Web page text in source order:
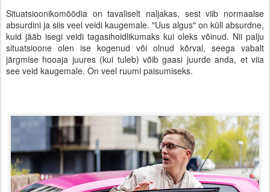
Situatsioonikomöödia on tavaliselt naljakas, sest viib normaalse
absurdini ja siis veel veidi kaugemale. "Uus algus" on küll absurdne,
kuid jääb isegi veidi tagasihoidlikumaks kui oleks võinud. Nii palju
situatsioone olen ise kogenud või olnud kõrval, seega vabalt
järgmise hooaja juures (kui tuleb) võib gaasi juurde anda, et viia
see veid kaugemale. On veel ruumi paisumiseks.